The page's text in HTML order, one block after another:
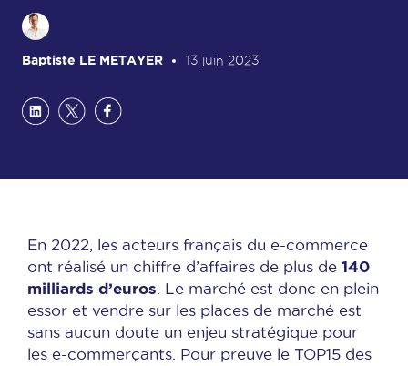
Baptiste LE METAYER 13 juin 2023
En 2022, les acteurs français du e-commerce
ont réalisé un chiffre d’affaires de plus de 140
milliards d’euros . Le marché est donc en plein
essor et vendre sur les places de marché est
sans aucun doute un enjeu stratégique pour
les e-commerçants. Pour preuve le TOP15 des